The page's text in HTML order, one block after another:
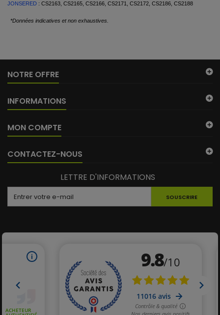
JONSERED : CS2163, CS2165, CS2166, CS2171, CS2172, CS2186, CS2188
*Données indicatives et non exhaustives.
NOTRE OFFRE
INFORMATIONS
MON COMPTE
CONTACTEZ-NOUS
LETTRE D'INFORMATIONS
SOUSCRIRE